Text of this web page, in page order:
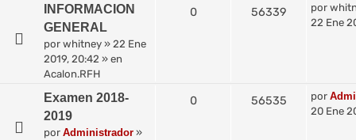
INFORMACION
GENERAL
por whitney » 22 Ene
2019, 20:42 » en
Acalon.RFH
0 56339 por
22 Ene
Examen 2018-
2019
por Administrador »
0 56535 por
20 Ene